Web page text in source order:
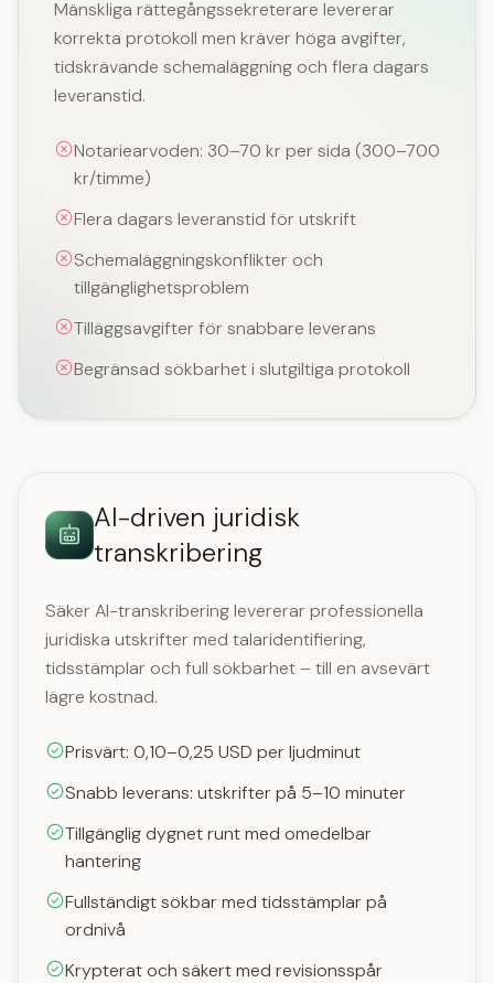
Mänskliga rättegångssekreterare levererar
korrekta protokoll men kräver höga avgifter,
tidskrävande schemaläggning och flera dagars
leveranstid.
Notariearvoden: 30–70 kr per sida (300–700
kr/timme)
Flera dagars leveranstid för utskrift
Schemaläggningskonflikter och
tillgänglighetsproblem
Tilläggsavgifter för snabbare leverans
Begränsad sökbarhet i slutgiltiga protokoll
AI-driven juridisk
transkribering
Säker AI-transkribering levererar professionella
juridiska utskrifter med talaridentifiering,
tidsstämplar och full sökbarhet – till en avsevärt
lägre kostnad.
Prisvärt: 0,10–0,25 USD per ljudminut
Snabb leverans: utskrifter på 5–10 minuter
Tillgänglig dygnet runt med omedelbar
hantering
Fullständigt sökbar med tidsstämplar på
ordnivå
Krypterat och säkert med revisionsspår